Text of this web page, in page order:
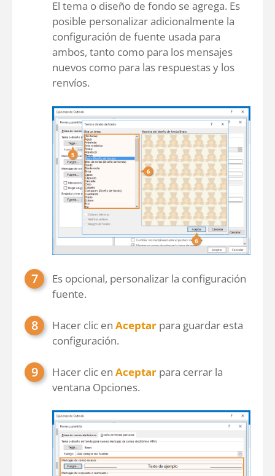
El tema o diseño de fondo se agrega. Es
posible personalizar adicionalmente la
configuración de fuente usada para
ambos, tanto como para los mensajes
nuevos como para las respuestas y los
renvíos.
Es opcional, personalizar la configuración
fuente.
Hacer clic en Aceptar para guardar esta
configuración.
Hacer clic en Aceptar para cerrar la
ventana Opciones.